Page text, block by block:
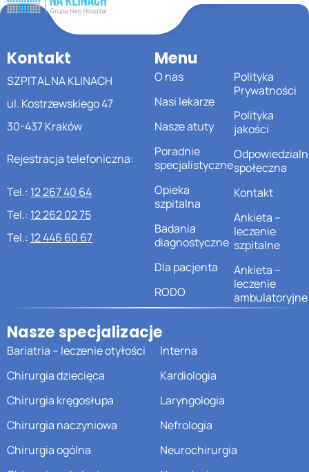
Kontakt
SZPITAL NA KLINACH
ul. Kostrzewskiego 47
30-437 Kraków
Rejestracja telefoniczna:
Tel.: 12 267 40 64
Tel.: 12 262 02 75
Tel.: 12 446 60 67
Menu
O nas
Nasi lekarze
Nasze atuty
Poradnie
specjalistyczne
Opieka
szpitalna
Badania
diagnostyczne
Dla pacjenta
RODO
Polityka
Prywatności
Polityka
jakości
społeczna
Kontakt
Ankieta –
leczenie
szpitalne
Ankieta –
leczenie
ambulatoryjne
Nasze specjalizacje
Bariatria – leczenie otyłości
Chirurgia dziecięca
Chirurgia kręgosłupa
Chirurgia naczyniowa
Chirurgia ogólna
Interna
Kardiologia
Laryngologia
Nefrologia
Neurochirurgia